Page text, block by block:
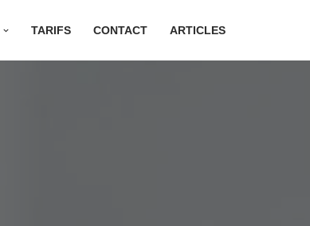
TARIFS CONTACT ARTICLES